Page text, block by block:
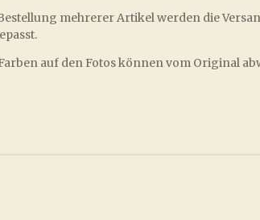
mehrerer Artikel werden die
auf den Fotos können vom Original